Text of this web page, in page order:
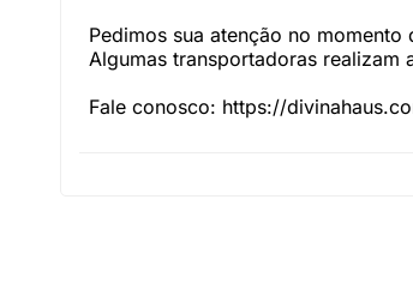
Pedimos sua atenção no
Algumas transportadoras realizam
Fale conosco: https://